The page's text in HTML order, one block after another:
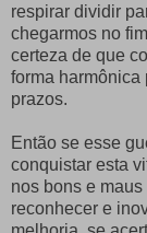
respirar dividir
chegarmos no
certeza de que
forma harmônica
prazos.
Então se esse
conquistar esta
nos bons e
reconhecer e